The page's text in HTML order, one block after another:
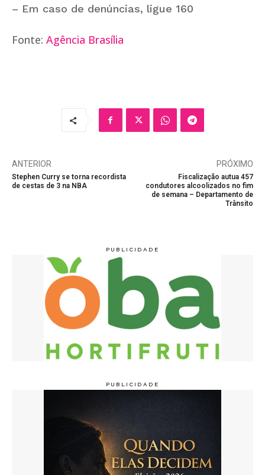
– Em caso de denúncias, ligue 160
Fonte: Agência Brasília
ANTERIOR
Stephen Curry se torna recordista
de cestas de 3 na NBA
PRÓXIMO
Fiscalização autua 457
condutores alcoolizados no fim
de semana – Departamento de
Trânsito